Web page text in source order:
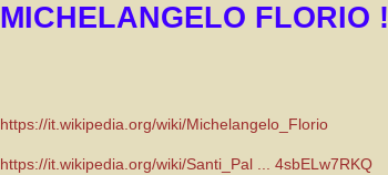
MICHELANGELO FLORIO !
https://it.wikipedia.org/wiki/Michelangelo_Florio
https://it.wikipedia.org/wiki/Santi_Pal ... 4sbELw7RKQ